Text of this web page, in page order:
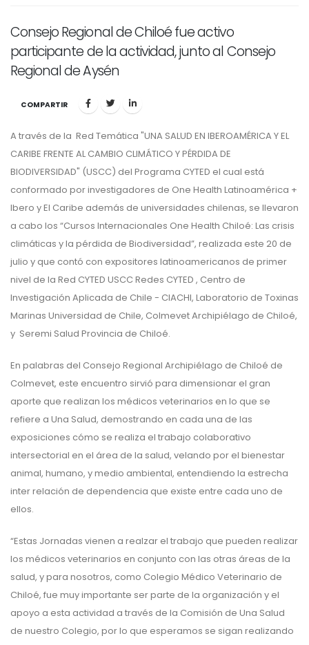
Consejo Regional de Chiloé fue activo
participante de la actividad, junto al Consejo
Regional de Aysén
COMPARTIR
A través de la Red Temática "UNA SALUD EN IBEROAMÉRICA Y EL
CARIBE FRENTE AL CAMBIO CLIMÁTICO Y PÉRDIDA DE
BIODIVERSIDAD" (USCC) del Programa CYTED el cual está
conformado por investigadores de One Health Latinoamérica +
Ibero y El Caribe además de universidades chilenas, se llevaron
a cabo los “Cursos Internacionales One Health Chiloé: Las crisis
climáticas y la pérdida de Biodiversidad”, realizada este 20 de
julio y que contó con expositores latinoamericanos de primer
nivel de la Red CYTED USCC Redes CYTED , Centro de
Investigación Aplicada de Chile - CIACHI, Laboratorio de Toxinas
Marinas Universidad de Chile, Colmevet Archipiélago de Chiloé,
y Seremi Salud Provincia de Chiloé.
En palabras del Consejo Regional Archipiélago de Chiloé de
Colmevet, este encuentro sirvió para dimensionar el gran
aporte que realizan los médicos veterinarios en lo que se
refiere a Una Salud, demostrando en cada una de las
exposiciones cómo se realiza el trabajo colaborativo
intersectorial en el área de la salud, velando por el bienestar
animal, humano, y medio ambiental, entendiendo la estrecha
inter relación de dependencia que existe entre cada uno de
ellos.
“Estas Jornadas vienen a realzar el trabajo que pueden realizar
los médicos veterinarios en conjunto con las otras áreas de la
salud, y para nosotros, como Colegio Médico Veterinario de
Chiloé, fue muy importante ser parte de la organización y el
apoyo a esta actividad a través de la Comisión de Una Salud
de nuestro Colegio, por lo que esperamos se sigan realizando